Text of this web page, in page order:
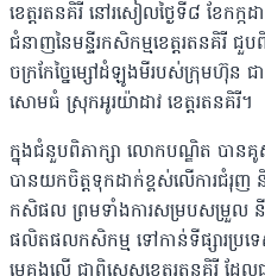
ខេត្តរតនគិរី នៅរសៀលថ្ងៃទី៨ ខែកក្ក
ជំនាញនៃមន្ទីរកសិកម្មខេត្តរតនគិរី ជួ
ចក្រកែច្នៃម្សៅដំឡូងមីរបស់ក្រុមហ៊ុ
សោមធំ ស្រុកអូរយ៉ាដាវ ខេត្តរតនគិរី។
ក្នុងជំនួបពិភាក្សា លោកបណ្ឌិត បានគូ
បានយកចិត្តទុកដាក់ខ្ពស់លើការជំរុញ
កសិផល ព្រមទាំងការសម្របសម្រួល នីតិ
ផលិតផលកសិកម្ម ទៅកាន់ទីផ្សារប្រទ